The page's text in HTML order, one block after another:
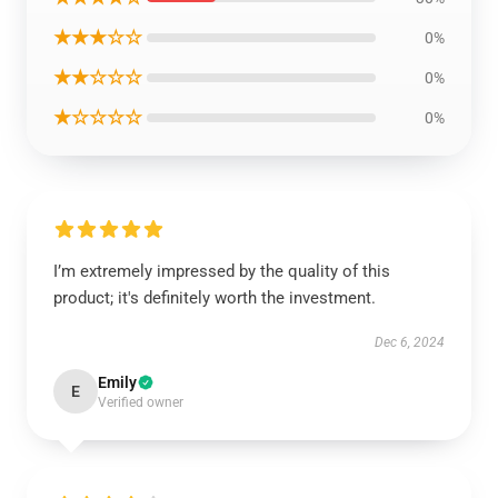
★★★☆☆ 0%
★★☆☆☆ 0%
★☆☆☆☆ 0%
I’m extremely impressed by the quality of this
product; it's definitely worth the investment.
Dec 6, 2024
E Emily
Verified owner